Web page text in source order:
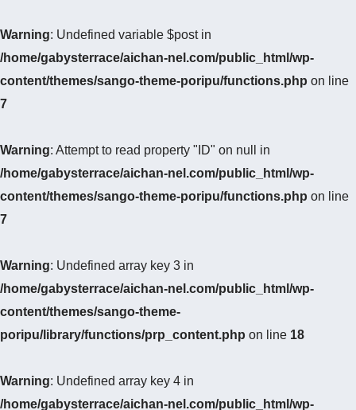
Warning: Undefined variable $post in
/home/gabysterrace/aichan-nel.com/public_html/wp-
content/themes/sango-theme-poripu/functions.php on line
7
Warning: Attempt to read property "ID" on null in
/home/gabysterrace/aichan-nel.com/public_html/wp-
content/themes/sango-theme-poripu/functions.php on line
7
Warning: Undefined array key 3 in
/home/gabysterrace/aichan-nel.com/public_html/wp-
content/themes/sango-theme-
poripu/library/functions/prp_content.php on line 18
Warning: Undefined array key 4 in
/home/gabysterrace/aichan-nel.com/public_html/wp-